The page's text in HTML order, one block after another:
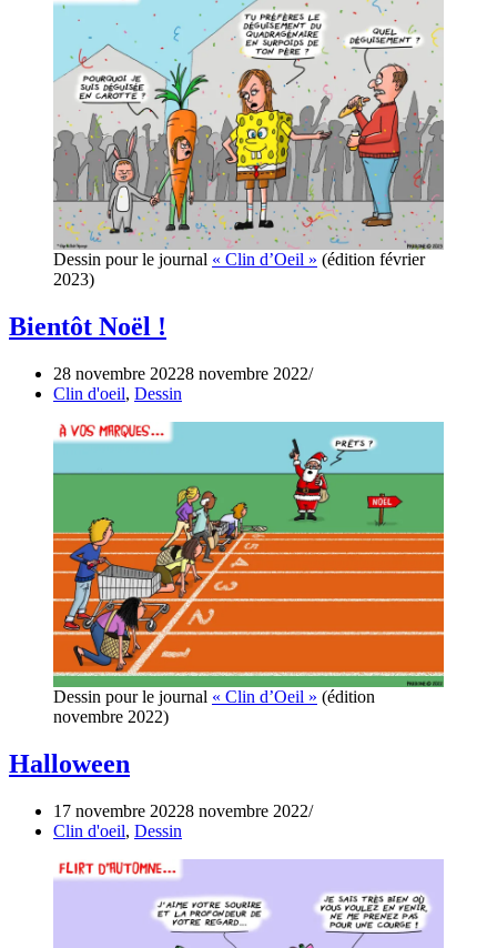
Dessin pour le journal « Clin d’Oeil » (édition février
2023)
Bientôt Noël !
28 novembre 20228 novembre 2022
Clin d'oeil, Dessin
Dessin pour le journal « Clin d’Oeil » (édition
novembre 2022)
Halloween
17 novembre 20228 novembre 2022
Clin d'oeil, Dessin